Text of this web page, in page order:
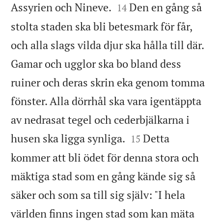
Assyrien och Nineve. 

14 Den en gång så
stolta staden ska bli betesmark för får,
och alla slags vilda djur ska hålla till där.
Gamar och ugglor ska bo bland dess
ruiner och deras skrin eka genom tomma
fönster. Alla dörrhål ska vara igentäppta
av nedrasat tegel och cederbjälkarna i
husen ska ligga synliga. 

15 Detta
kommer att bli ödet för denna stora och
mäktiga stad som en gång kände sig så
säker och som sa till sig själv: "I hela
världen finns ingen stad som kan mäta